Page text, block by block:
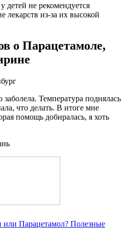
детей не рекомендуется
лекарств из-за их высокой
о Парацетамоле,
Температура поднялась
что делать. В итоге мне
помощь добиралась, я хоть
Парацетамол? Полезные